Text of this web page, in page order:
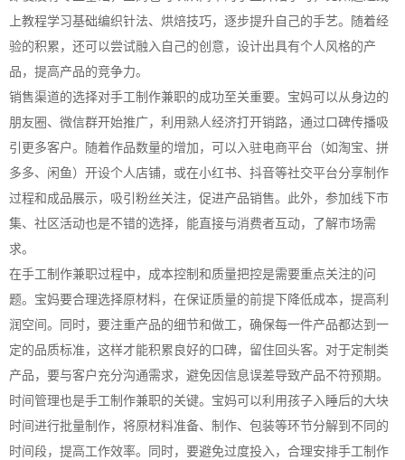
上教程学习基础编织针法、烘焙技巧，逐步提升自己的手艺。随着经
验的积累，还可以尝试融入自己的创意，设计出具有个人风格的产
品，提高产品的竞争力。
销售渠道的选择对手工制作兼职的成功至关重要。宝妈可以从身边的
朋友圈、微信群开始推广，利用熟人经济打开销路，通过口碑传播吸
引更多客户。随着作品数量的增加，可以入驻电商平台（如淘宝、拼
多多、闲鱼）开设个人店铺，或在小红书、抖音等社交平台分享制作
过程和成品展示，吸引粉丝关注，促进产品销售。此外，参加线下市
集、社区活动也是不错的选择，能直接与消费者互动，了解市场需
求。
在手工制作兼职过程中，成本控制和质量把控是需要重点关注的问
题。宝妈要合理选择原材料，在保证质量的前提下降低成本，提高利
润空间。同时，要注重产品的细节和做工，确保每一件产品都达到一
定的品质标准，这样才能积累良好的口碑，留住回头客。对于定制类
产品，要与客户充分沟通需求，避免因信息误差导致产品不符预期。
时间管理也是手工制作兼职的关键。宝妈可以利用孩子入睡后的大块
时间进行批量制作，将原材料准备、制作、包装等环节分解到不同的
时间段，提高工作效率。同时，要避免过度投入，合理安排手工制作